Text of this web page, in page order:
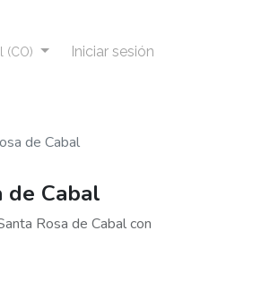
(CO) Iniciar sesión
de Cabal
de Cabal
Rosa de Cabal con